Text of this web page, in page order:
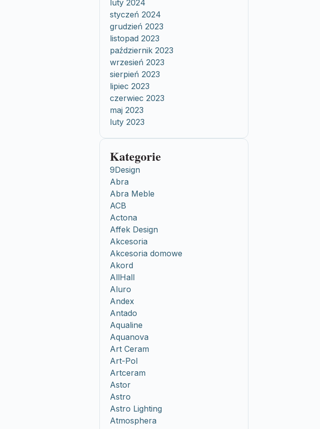
luty 2024
styczeń 2024
grudzień 2023
listopad 2023
październik 2023
wrzesień 2023
sierpień 2023
lipiec 2023
czerwiec 2023
maj 2023
luty 2023
Kategorie
9Design
Abra
Abra Meble
ACB
Actona
Affek Design
Akcesoria
Akcesoria domowe
Akord
AllHall
Aluro
Andex
Antado
Aqualine
Aquanova
Art Ceram
Art-Pol
Artceram
Astor
Astro
Astro Lighting
Atmosphera